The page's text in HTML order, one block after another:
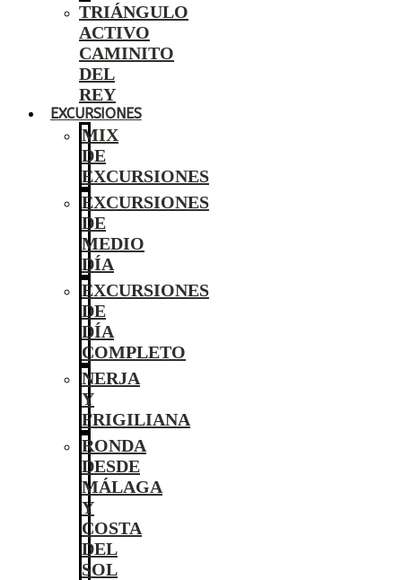
TRIÁNGULO
ACTIVO
CAMINITO
DEL
REY
EXCURSIONES
MIX
DE
EXCURSIONES
EXCURSIONES
DE
MEDIO
DÍA
EXCURSIONES
DE
DÍA
COMPLETO
NERJA
Y
FRIGILIANA
RONDA
DESDE
MÁLAGA
Y
COSTA
DEL
SOL